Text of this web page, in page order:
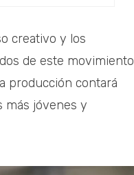
creativo y los
de este movimiento
producción contará
más jóvenes y